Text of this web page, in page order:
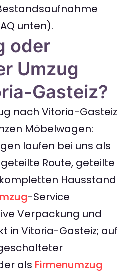
unten).
oder
Umzug
Gasteiz?
nach Vitoria-Gasteiz
Möbelwagen:
laufen bei uns als
Route, geteilte
Hausstand
-Service
Verpackung und
in Vitoria-Gasteiz; auf
als Firmenumzug